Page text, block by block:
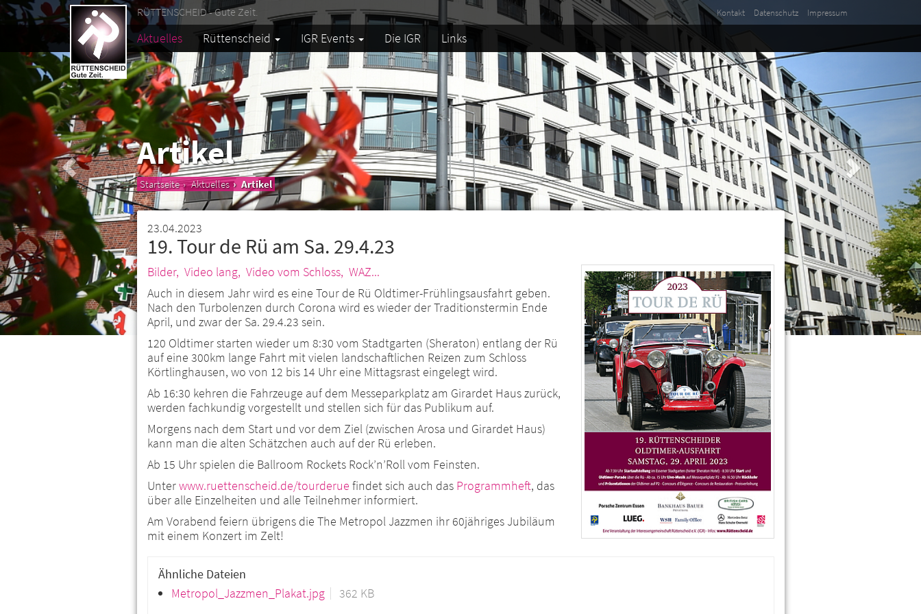
RÜTTENSCHEID - Gute Zeit. Kontakt Datenschutz Impressum
Aktuelles Rüttenscheid IGR Events Die IGR Links
Artikel
Startseite Aktuelles Artikel
23.04.2023
19. Tour de Rü am Sa. 29.4.23
Bilder, Video lang, Video vom Schloss, WAZ...
Auch in diesem Jahr wird es eine Tour de Rü Oldtimer-Frühlingsausfahrt geben.
Nach den Turbolenzen durch Corona wird es wieder der Traditionstermin Ende
April, und zwar der Sa. 29.4.23 sein.
120 Oldtimer starten wieder um 8:30 vom Stadtgarten (Sheraton) entlang der Rü
auf eine 300km lange Fahrt mit vielen landschaftlichen Reizen zum Schloss
Körtlinghausen, wo von 12 bis 14 Uhr eine Mittagsrast eingelegt wird.
Ab 16:30 kehren die Fahrzeuge auf dem Messeparkplatz am Girardet Haus zurück,
werden fachkundig vorgestellt und stellen sich für das Publikum auf.
Morgens nach dem Start und vor dem Ziel (zwischen Arosa und Girardet Haus)
kann man die alten Schätzchen auch auf der Rü erleben.
Ab 15 Uhr spielen die Ballroom Rockets Rock’n’Roll vom Feinsten.
Unterwww.ruettenscheid.de/tourderue findet sich auch das Programmheft, das
über alle Einzelheiten und alle Teilnehmer informiert.
Am Vorabend feiern übrigens die The Metropol Jazzmen ihr 60jähriges Jubiläum
mit einem Konzert im Zelt!
Ähnliche Dateien
Metropol_Jazzmen_Plakat.jpg
362 KB